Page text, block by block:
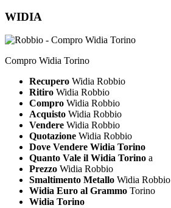
WIDIA
Compro Widia Torino
Recupero Widia Robbio
Ritiro Widia Robbio
Compro Widia Robbio
Acquisto Widia Robbio
Vendere Widia Robbio
Quotazione Widia Robbio
Dove Vendere Widia Torino
Quanto Vale il Widia Torino a
Prezzo Widia Robbio
Smaltimento Metallo Widia Robbio
Widia Euro al Grammo Torino
Widia Torino